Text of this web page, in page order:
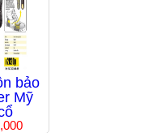
bảo
Mỹ